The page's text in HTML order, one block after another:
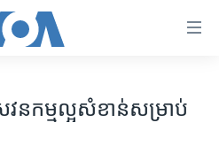
នកម្ម​ល្អ​សំខាន់​សម្រាប់​